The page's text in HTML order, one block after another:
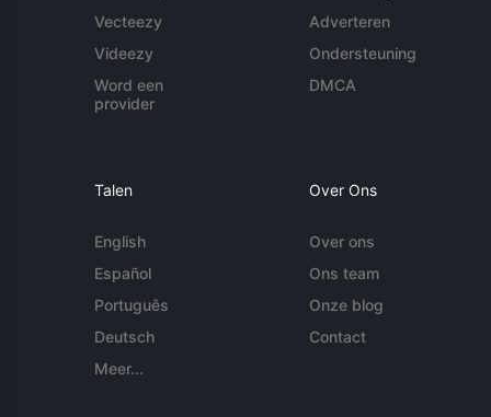
Vecteezy
Videezy
Word een
provider
Adverteren
Ondersteuning
DMCA
Talen
English
Español
Português
Deutsch
Meer...
Over Ons
Over ons
Ons team
Onze blog
Contact